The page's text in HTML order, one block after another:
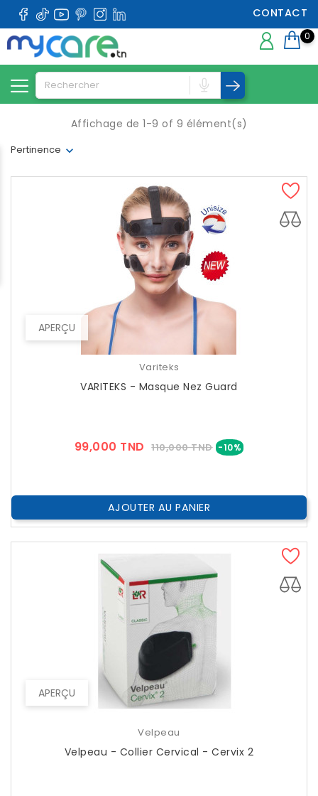
CONTACT
0
Pertinence
Affichage de 1-9 of 9 élément(s)
APERÇU
Variteks
VARITEKS - Masque Nez Guard
99,000 TND Prix
110,000 TND -10%Prix
AJOUTER AU PANIER
APERÇU
Velpeau
Velpeau - Collier Cervical - Cervix 2